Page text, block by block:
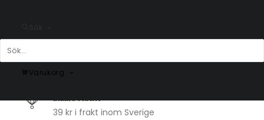
Varukorg
1-2 arbetsdagar
BILLIG FRAKT
39 kr i frakt inom Sverige